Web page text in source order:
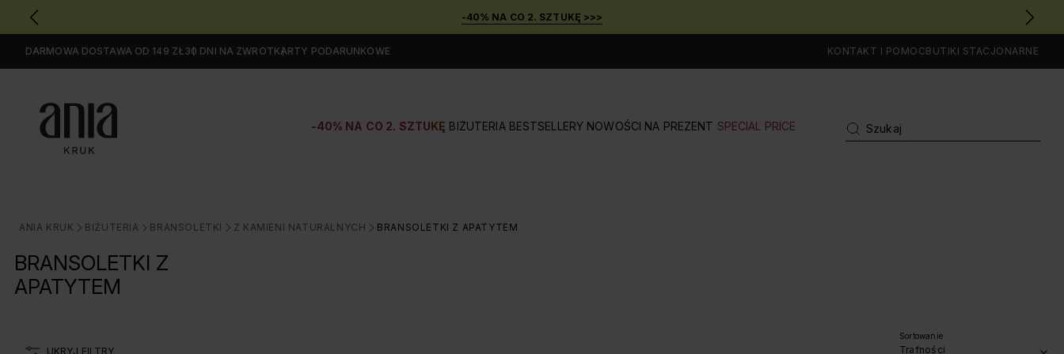
GŁÓWNEJ
ZAWARTOŚCI
FILTRÓW
UŻYTKOWNIKA
-40% NA CO 2. SZTUKĘ >>>
DARMOWA DOSTAWA OD 149 ZŁ30 DNI NA ZWROTKARTY PODARUNKOWE KONTAKT I POMOCBUTIKI STACJONARNE
-40% NA CO 2. SZTUKĘ BIŻUTERIA BESTSELLERY NOWOŚCI NA PREZENT SPECIAL PRICE
ANIA KRUK
>
BIŻUTERIA
>
BRANSOLETKI
>
Z KAMIENI NATURALNYCH
>
BRANSOLETKI Z APATYTEM
BRANSOLETKI Z
APATYTEM
Sortowanie
Trafności
UKRYJ FILTRY